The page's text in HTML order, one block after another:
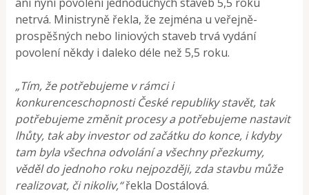
netrvá. Ministryně řekla, že zejména u veřejně-
prospěšných nebo liniových staveb trvá vydání
povolení někdy i daleko déle než 5,5 roku.
„Tím, že potřebujeme v rámci i
konkurenceschopnosti České republiky stavět, tak
potřebujeme změnit procesy a potřebujeme nastavit
lhůty, tak aby investor od začátku do konce, i kdyby
tam byla všechna odvolání a všechny přezkumy,
věděl do jednoho roku nejpozději, zda stavbu může
realizovat, či nikoliv,“řekla Dostálová.